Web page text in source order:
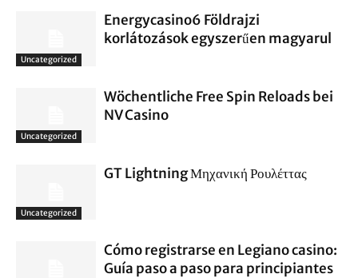
Uncategorized
Energycasino6 Földrajzi
korlátozások egyszerűen magyarul
Uncategorized
Wöchentliche Free Spin Reloads bei
NV Casino
Uncategorized
GT Lightning Μηχανική Ρουλέττας
Cómo registrarse en Legiano casino:
Guía paso a paso para principiantes